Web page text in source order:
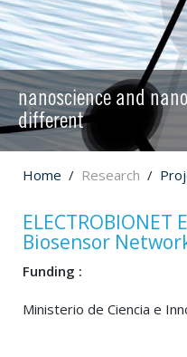
nanoscience and
different
Home Research
Biosensor
Funding :
Ministerio de Ciencia e